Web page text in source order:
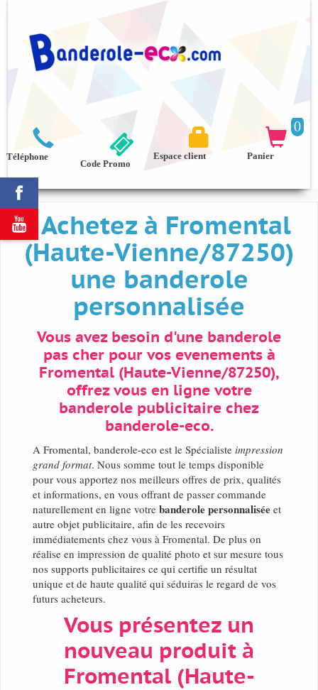



Téléphone
0

Panier

Espace client
Code Promo
Achetez à Fromental
(Haute-Vienne/87250)
une banderole
personnalisée
Vous avez besoin d'une banderole
pas cher pour vos evenements à
Fromental (Haute-Vienne/87250),
offrez vous en ligne votre
banderole publicitaire chez
banderole-eco.
A Fromental, banderole-eco est le Spécialiste impression
grand format. Nous somme tout le temps disponible
pour vous apportez nos meilleurs offres de prix, qualités
et informations, en vous offrant de passer commande
naturellement en ligne votre banderole personnalisée et
autre objet publicitaire, afin de les recevoirs
immédiatements chez vous à Fromental. De plus on
réalise en impression de qualité photo et sur mesure tous
nos supports publicitaires ce qui certifie un résultat
unique et de haute qualité qui séduiras le regard de vos
futurs acheteurs.
Vous présentez un
nouveau produit à
Fromental (Haute-